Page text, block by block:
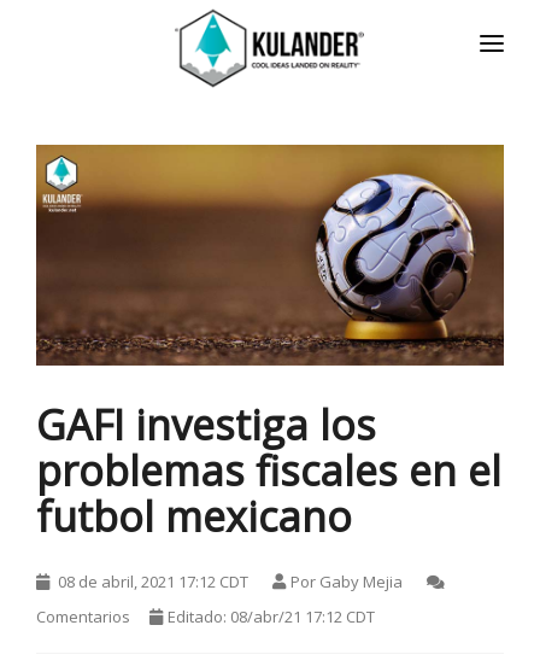
NOTICIAS
SERVICIOS
HOT
ACERCA
CONTACTO
ENGLISH
GAFI investiga los
problemas fiscales en el
futbol mexicano
08 de abril, 2021 17:12 CDT Por Gaby Mejia
Comentarios
Editado: 08/abr/21 17:12 CDT